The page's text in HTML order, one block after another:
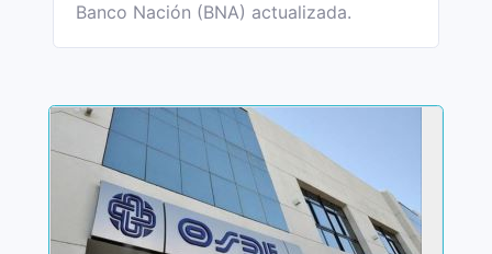
Banco Nación (BNA) actualizada.